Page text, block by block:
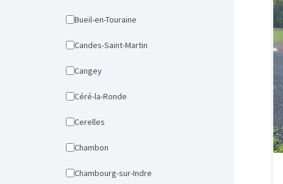
Bueil-en-Touraine
Candes-Saint-Martin
Cangey
Céré-la-Ronde
Cerelles
Chambon
Chambourg-sur-Indre